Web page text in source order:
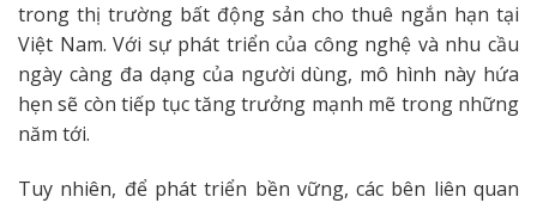
trong thị trường bất động sản cho thuê ngắn hạn tại
Việt Nam. Với sự phát triển của công nghệ và nhu cầu
ngày càng đa dạng của người dùng, mô hình này hứa
hẹn sẽ còn tiếp tục tăng trưởng mạnh mẽ trong những
năm tới.
Tuy nhiên, để phát triển bền vững, các bên liên quan